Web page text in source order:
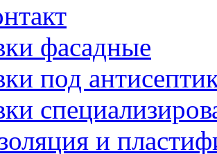
фасадные
под
и